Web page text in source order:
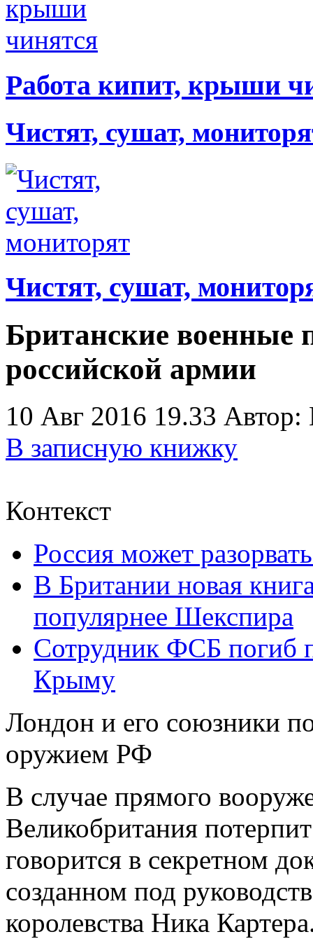
Работа кипит, крыши
Чистят, сушат,
Чистят, сушат,
Британские военные
российской армии
10 Авг 2016 19.33 Автор:
В записную книжку
Контекст
Россия может
В Британии новая
популярнее Шекспира
Сотрудник ФСБ погиб
Крыму
Лондон и его союзники
оружием РФ
В случае прямого
Великобритания
говорится в секретном
созданном под
королевства Ника